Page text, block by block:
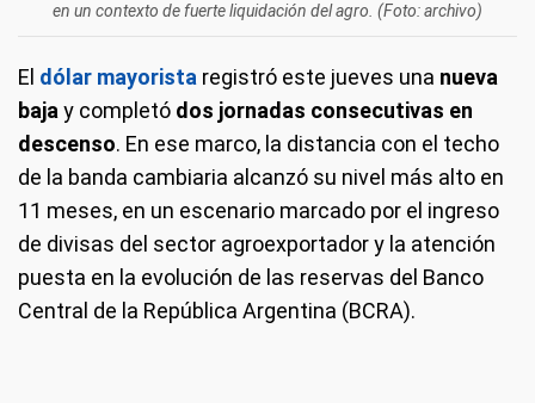
en un contexto de fuerte liquidación del agro. (Foto: archivo)
El dólar mayorista registró este jueves una nueva
baja y completó dos jornadas consecutivas en
descenso. En ese marco, la distancia con el techo
de la banda cambiaria alcanzó su nivel más alto en
11 meses, en un escenario marcado por el ingreso
de divisas del sector agroexportador y la atención
puesta en la evolución de las reservas del Banco
Central de la República Argentina (BCRA).